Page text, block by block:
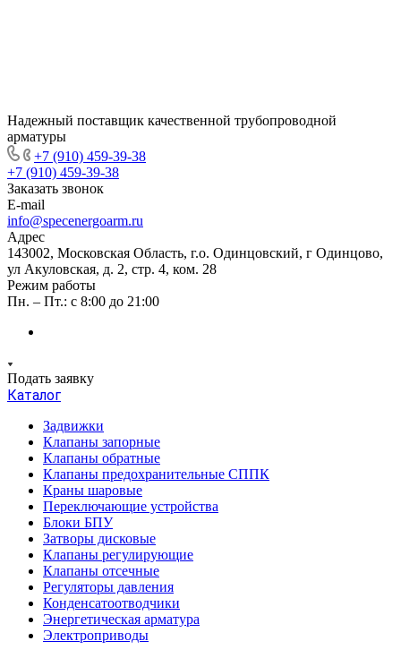
Надежный поставщик качественной трубопроводной
арматуры
+7 (910) 459-39-38
+7 (910) 459-39-38
Заказать звонок
E-mail
info@specenergoarm.ru
Адрес
143002, Московская Область, г.о. Одинцовский, г Одинцово,
ул Акуловская, д. 2, стр. 4, ком. 28
Режим работы
Пн. – Пт.: с 8:00 до 21:00
Подать заявку
Каталог
Задвижки
Клапаны запорные
Клапаны обратные
Клапаны предохранительные СППК
Краны шаровые
Переключающие устройства
Блоки БПУ
Затворы дисковые
Клапаны регулирующие
Клапаны отсечные
Регуляторы давления
Конденсатоотводчики
Энергетическая арматура
Электроприводы